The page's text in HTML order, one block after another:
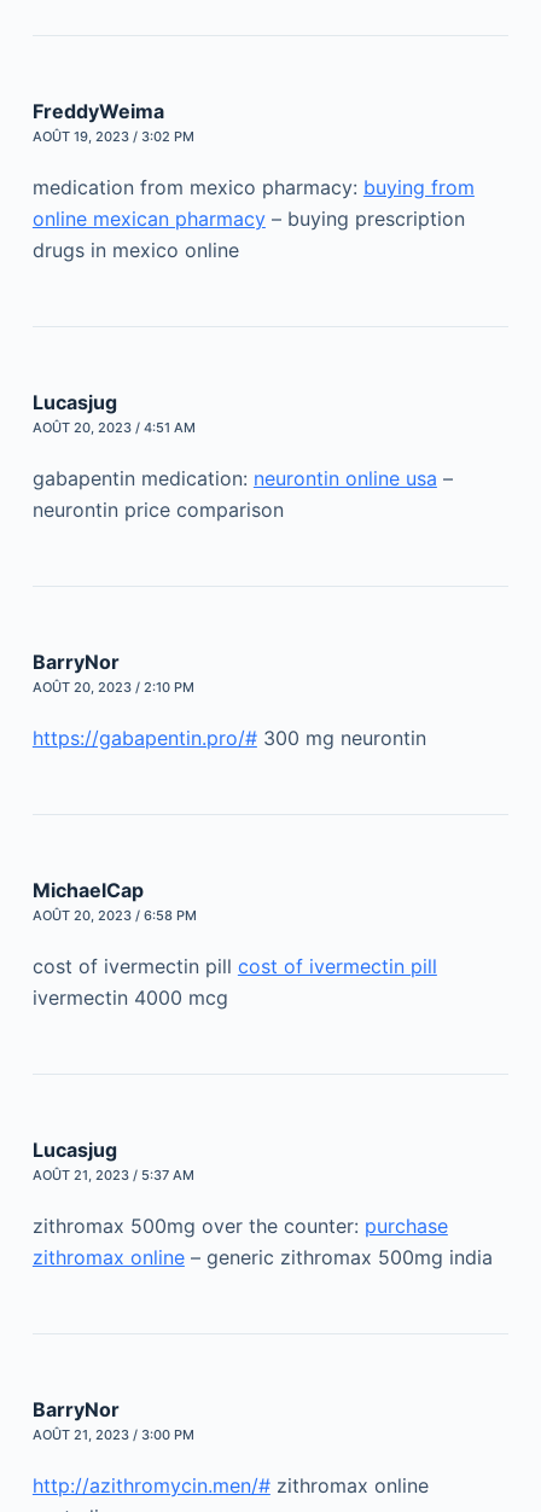
FreddyWeima
AOÛT 19, 2023 / 3:02 PM
medication from mexico pharmacy: buying from
online mexican pharmacy– buying prescription
drugs in mexico online
Lucasjug
AOÛT 20, 2023 / 4:51 AM
gabapentin medication: neurontin online usa –
neurontin price comparison
BarryNor
AOÛT 20, 2023 / 2:10 PM
https://gabapentin.pro/#300 mg neurontin
MichaelCap
AOÛT 20, 2023 / 6:58 PM
cost of ivermectin pill cost of ivermectin pill
ivermectin 4000 mcg
Lucasjug
AOÛT 21, 2023 / 5:37 AM
zithromax 500mg over the counter: purchase
zithromax online– generic zithromax 500mg india
BarryNor
AOÛT 21, 2023 / 3:00 PM
http://azithromycin.men/#zithromax online